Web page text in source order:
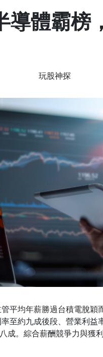
體霸榜
玩股神探
平均年薪勝過台積電脫
至約九成後段、營業利益
成。綜合薪酬競爭力與獲